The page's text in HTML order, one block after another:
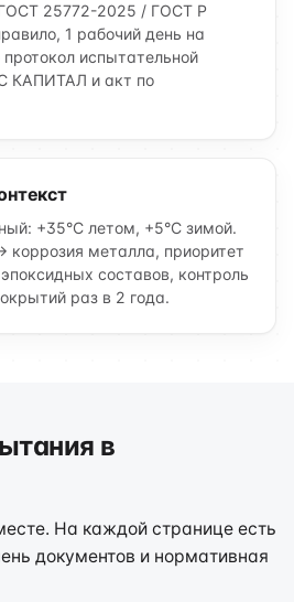
25772-2025 / ГОСТ Р
1 рабочий день на
испытательной
КАПИТАЛ и акт по
+35°C летом, +5°C зимой.
металла, приоритет
составов, контроль
раз в 2 года.
в
На каждой странице есть
документов и нормативная